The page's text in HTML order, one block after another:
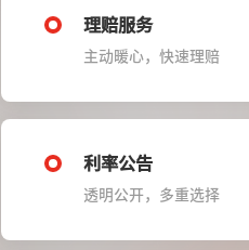
理赔服务
主动暖心，快速理赔
利率公告
透明公开，多重选择